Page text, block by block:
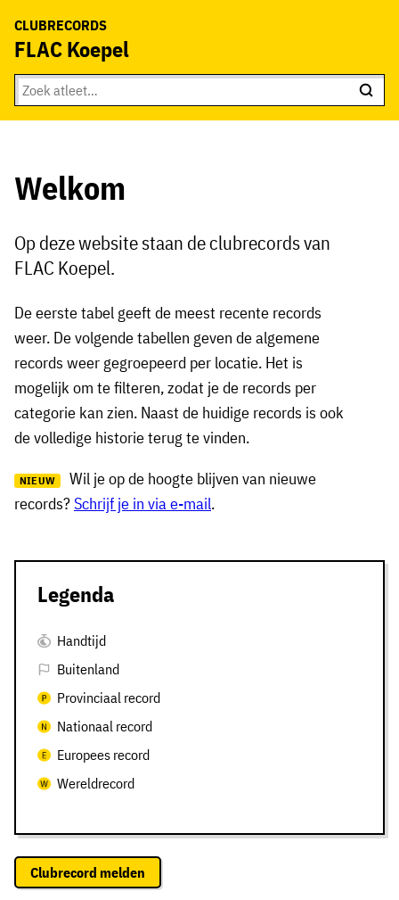
CLUBRECORDS
FLAC Koepel
Welkom
Op deze website staan de clubrecords van
FLAC Koepel.
De eerste tabel geeft de meest recente records
weer. De volgende tabellen geven de algemene
records weer gegroepeerd per locatie. Het is
mogelijk om te filteren, zodat je de records per
categorie kan zien. Naast de huidige records is ook
de volledige historie terug te vinden.
NIEUW
Wil je op de hoogte blijven van nieuwe
records? Schrijf je in via e-mail.
Legenda
Handtijd
Buitenland
Provinciaal record
Nationaal record
Europees record
Wereldrecord
Clubrecord melden